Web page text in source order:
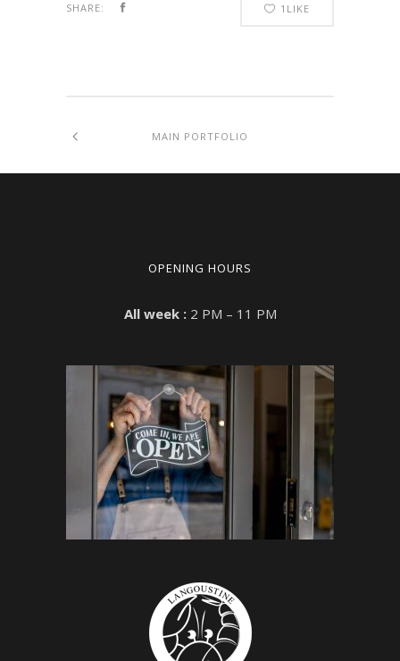
SHARE: 1 LIKE
MAIN PORTFOLIO
OPENING HOURS
All week :2 PM – 11 PM